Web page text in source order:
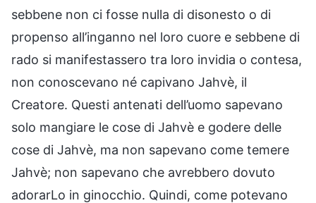
sebbene non ci fosse nulla di disonesto o di
propenso all’inganno nel loro cuore e sebbene di
rado si manifestassero tra loro invidia o contesa,
non conoscevano né capivano Jahvè, il
Creatore. Questi antenati dell’uomo sapevano
solo mangiare le cose di Jahvè e godere delle
cose di Jahvè, ma non sapevano come temere
Jahvè; non sapevano che avrebbero dovuto
adorarLo in ginocchio. Quindi, come potevano